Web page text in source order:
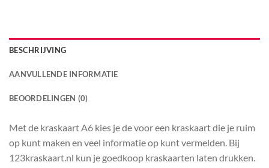
BESCHRIJVING
AANVULLENDE INFORMATIE
BEOORDELINGEN (0)
Met de kraskaart A6 kies je de voor een kraskaart die je ruim
op kunt maken en veel informatie op kunt vermelden. Bij
123kraskaart.nl kun je goedkoop kraskaarten laten drukken.